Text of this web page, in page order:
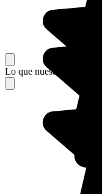
Lo que nuestros viajeros